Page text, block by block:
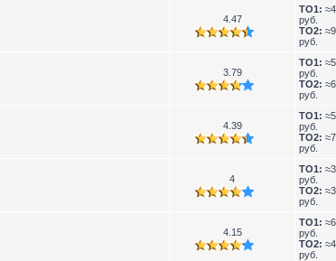
4.47
TO1:
руб.
TO2:
руб.
3.79
TO1:
руб.
TO2:
руб.
4.39
TO1:
руб.
TO2:
руб.
4
TO1:
руб.
TO2:
руб.
4.15
TO1:
руб.
TO2:
руб.